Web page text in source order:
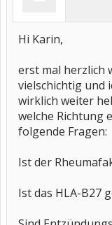
Hi Karin,
erst mal herzlich
vielschichtig und
wirklich weiter
welche Richtung
folgende Fragen:
Ist der
Ist das HLA-B27